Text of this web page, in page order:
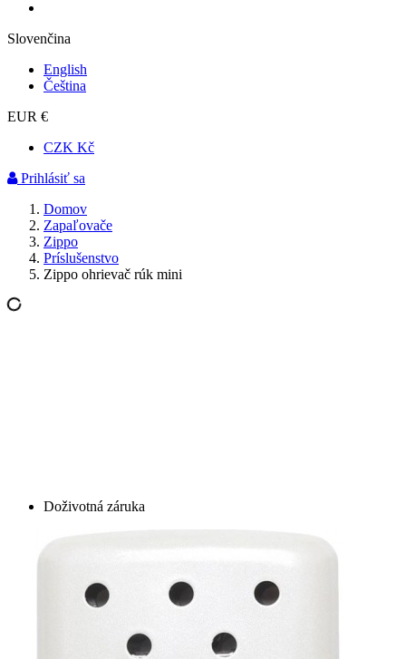
Slovenčina
English
Čeština
EUR €
CZK Kč
Prihlásiť sa
Domov
Zapaľovače
Zippo
Príslušenstvo
Zippo ohrievač rúk mini
Doživotná záruka